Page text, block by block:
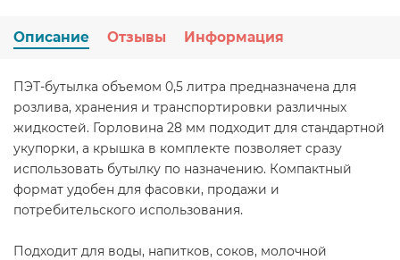
Описание Отзывы Информация
ПЭТ-бутылка объемом 0,5 литра предназначена для
розлива, хранения и транспортировки различных
жидкостей. Горловина 28 мм подходит для стандартной
укупорки, а крышка в комплекте позволяет сразу
использовать бутылку по назначению. Компактный
формат удобен для фасовки, продажи и
потребительского использования.
Подходит для воды, напитков, соков, молочной